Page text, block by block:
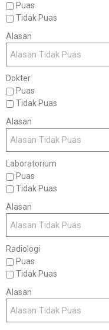
Puas
Tidak Puas
Alasan
Dokter
Puas
Tidak Puas
Alasan
Laboratorium
Puas
Tidak Puas
Alasan
Radiologi
Puas
Tidak Puas
Alasan